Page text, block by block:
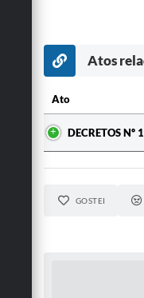
Atos
Ato
DECRETOS
GOSTEI